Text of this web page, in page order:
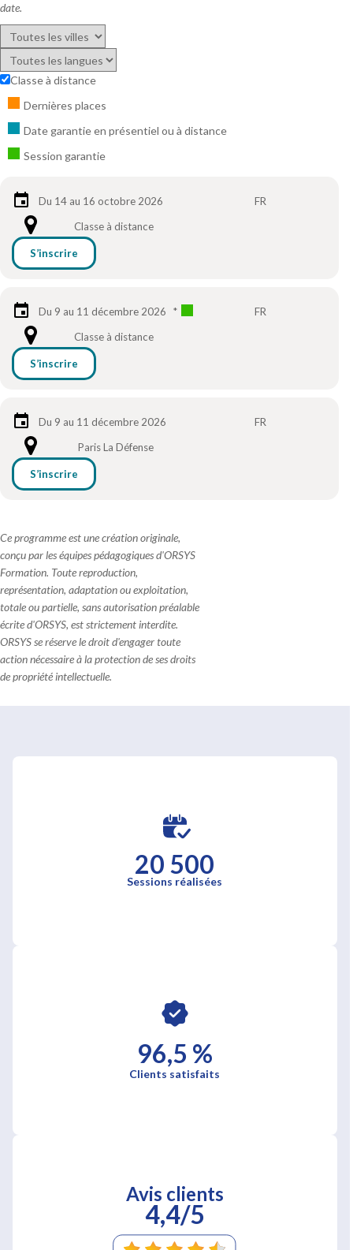
date.
Classe à distance
Dernières places
Date garantie en présentiel ou à distance
Session garantie
Du 14 au 16 octobre 2026
FR
Classe à distance
S’inscrire
Du 9 au 11 décembre 2026 *
FR
Classe à distance
S’inscrire
Du 9 au 11 décembre 2026
FR
Paris La Défense
S’inscrire
Ce programme est une création originale,
conçu par les équipes pédagogiques d'ORSYS
Formation. Toute reproduction,
représentation, adaptation ou exploitation,
totale ou partielle, sans autorisation préalable
écrite d'ORSYS, est strictement interdite.
ORSYS se réserve le droit d'engager toute
action nécessaire à la protection de ses droits
de propriété intellectuelle.
20 500
Sessions réalisées
96,5 %
Clients satisfaits
Avis clients
4,4/5